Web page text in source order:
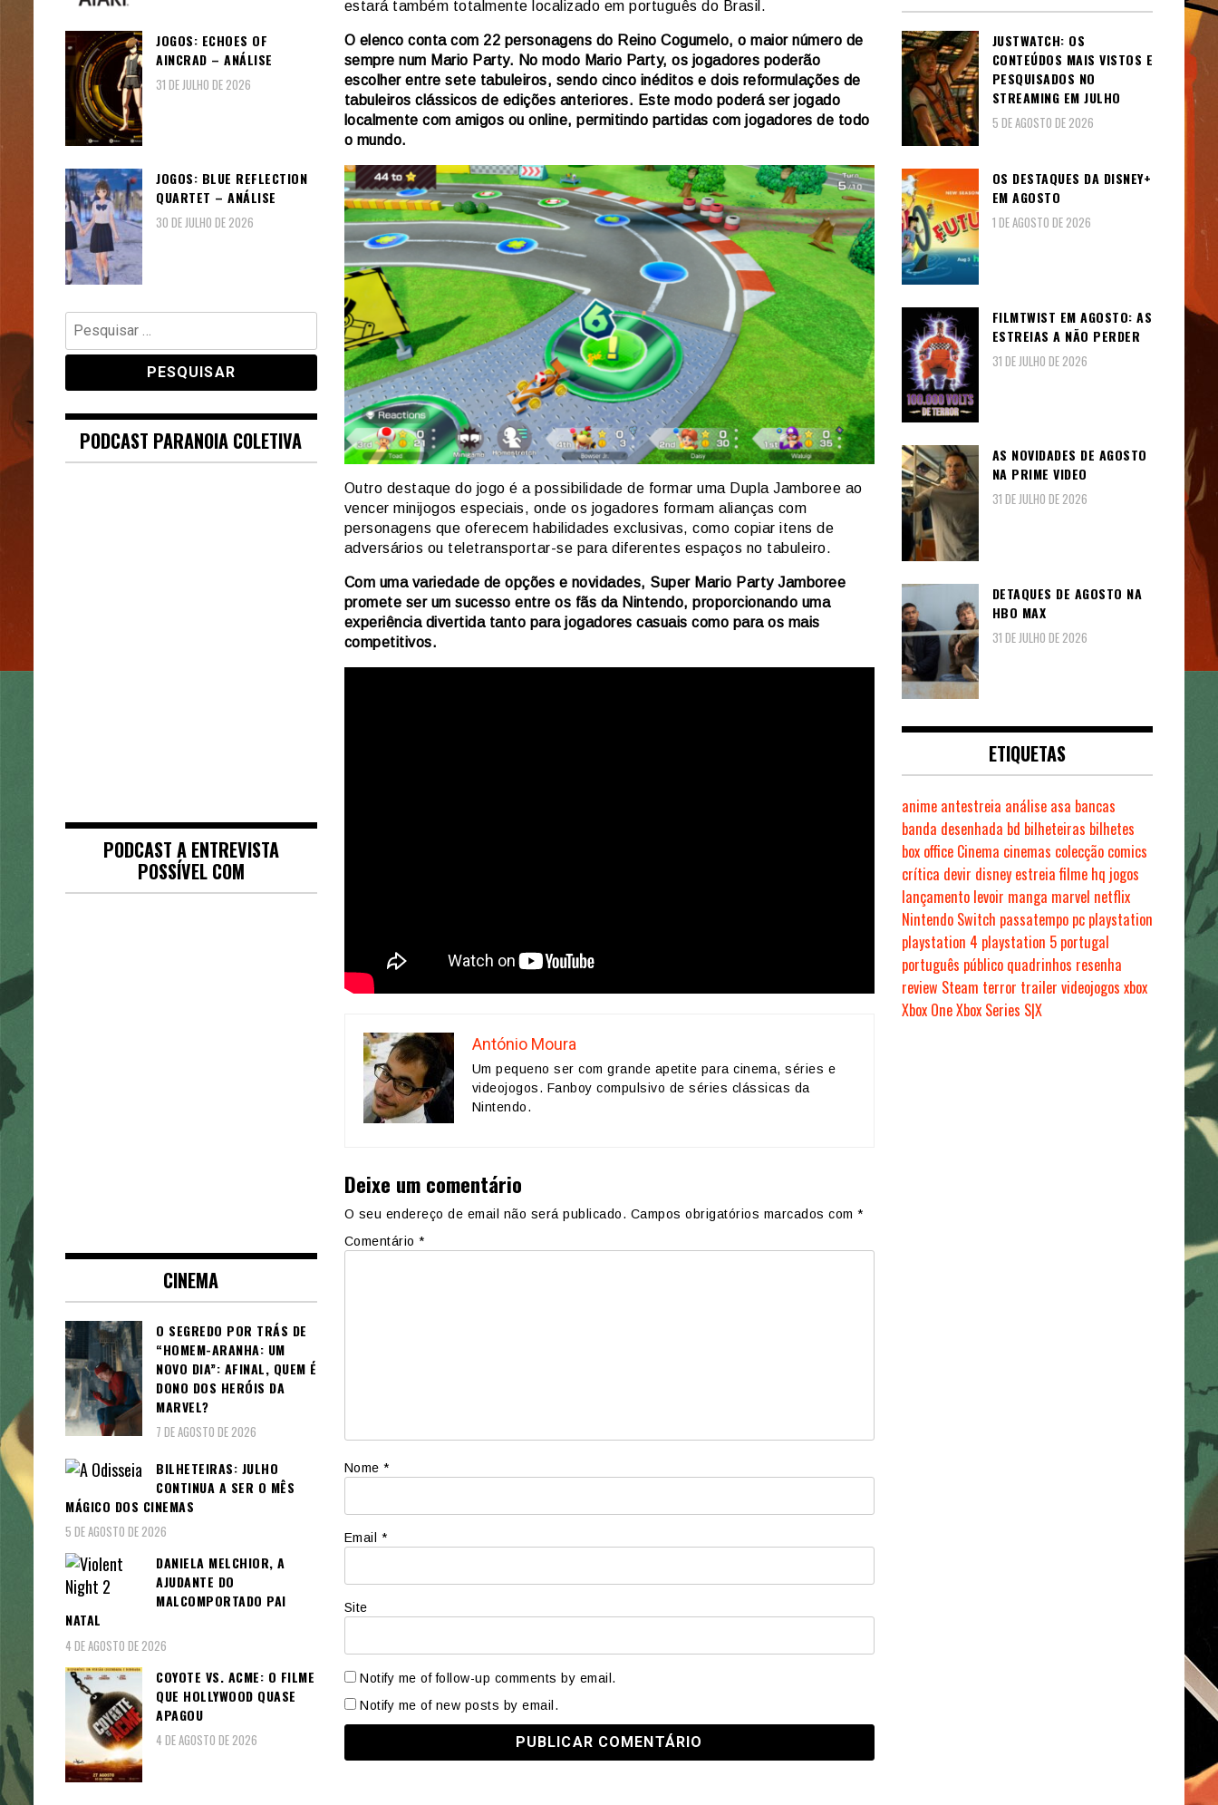
estará também totalmente localizado em português do Brasil.
O elenco conta com 22 personagens do Reino Cogumelo, o maior número de
sempre num Mario Party. No modo Mario Party, os jogadores poderão
escolher entre sete tabuleiros, sendo cinco inéditos e dois reformulações de
tabuleiros clássicos de edições anteriores. Este modo poderá ser jogado
localmente com amigos ou online, permitindo partidas com jogadores de todo
o mundo.
Outro destaque do jogo é a possibilidade de formar uma Dupla Jamboree ao
vencer minijogos especiais, onde os jogadores formam alianças com
personagens que oferecem habilidades exclusivas, como copiar itens de
adversários ou teletransportar-se para diferentes espaços no tabuleiro.
Com uma variedade de opções e novidades, Super Mario Party Jamboree
promete ser um sucesso entre os fãs da Nintendo, proporcionando uma
experiência divertida tanto para jogadores casuais como para os mais
competitivos.
António Moura
Um pequeno ser com grande apetite para cinema, séries e
videojogos. Fanboy compulsivo de séries clássicas da
Nintendo.
Deixe um comentário
O seu endereço de email não será publicado. Campos obrigatórios marcados com *
Comentário *
Nome *
Email *
Site
Notify me of follow-up comments by email.
Notify me of new posts by email.
JOGOS: ECHOES OF
AINCRAD – ANÁLISE
31 DE JULHO DE 2026
JOGOS: BLUE REFLECTION
QUARTET – ANÁLISE
30 DE JULHO DE 2026
Pesquisar
por:
PODCAST PARANOIA COLETIVA
PODCAST A ENTREVISTA
POSSÍVEL COM
CINEMA
O SEGREDO POR TRÁS DE
“HOMEM-ARANHA: UM
NOVO DIA”: AFINAL, QUEM É
DONO DOS HERÓIS DA
MARVEL?
7 DE AGOSTO DE 2026
BILHETEIRAS: JULHO
CONTINUA A SER O MÊS
MÁGICO DOS CINEMAS
5 DE AGOSTO DE 2026
DANIELA MELCHIOR, A
AJUDANTE DO
MALCOMPORTADO PAI
NATAL
4 DE AGOSTO DE 2026
COYOTE VS. ACME: O FILME
QUE HOLLYWOOD QUASE
APAGOU
4 DE AGOSTO DE 2026
JUSTWATCH: OS
CONTEÚDOS MAIS VISTOS E
PESQUISADOS NO
STREAMING EM JULHO
5 DE AGOSTO DE 2026
OS DESTAQUES DA DISNEY+
EM AGOSTO
1 DE AGOSTO DE 2026
FILMTWIST EM AGOSTO: AS
ESTREIAS A NÃO PERDER
31 DE JULHO DE 2026
AS NOVIDADES DE AGOSTO
NA PRIME VIDEO
31 DE JULHO DE 2026
DETAQUES DE AGOSTO NA
HBO MAX
31 DE JULHO DE 2026
ETIQUETAS
anime antestreia análise asa bancas
banda desenhada bd bilheteiras bilhetes
box office Cinema cinemas colecção comics
crítica devir disney estreiafilme hq jogos
lançamento levoir manga marvel netflix
Nintendo Switch passatempo pc playstation
playstation 4 playstation 5 portugal
português público quadrinhos resenha
review Steam terror trailer videojogos xbox
Xbox OneXbox Series S|X